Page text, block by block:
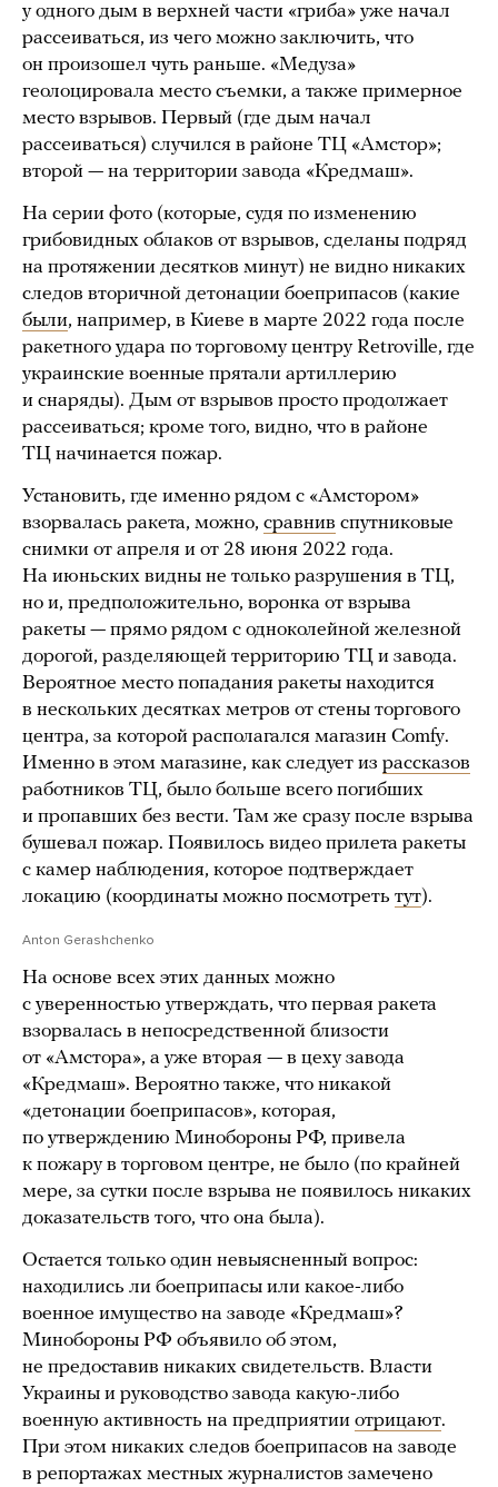
у одного дым в верхней части «гриба» уже начал
рассеиваться, из чего можно заключить, что
он произошел чуть раньше. «Медуза»
геолоцировала место съемки, а также примерное
место взрывов. Первый (где дым начал
рассеиваться) случился в районе ТЦ «Амстор»;
второй — на территории завода «Кредмаш».
На серии фото (которые, судя по изменению
грибовидных облаков от взрывов, сделаны подряд
на протяжении десятков минут) не видно никаких
следов вторичной детонации боеприпасов (какие
были, например, в Киеве в марте 2022 года после
ракетного удара по торговому центру Retroville, где
украинские военные прятали артиллерию
и снаряды). Дым от взрывов просто продолжает
рассеиваться; кроме того, видно, что в районе
ТЦ начинается пожар.
Установить, где именно рядом с «Амстором»
взорвалась ракета, можно, сравнив спутниковые
снимки от апреля и от 28 июня 2022 года.
На июньских видны не только разрушения в ТЦ,
но и, предположительно, воронка от взрыва
ракеты — прямо рядом с одноколейной железной
дорогой, разделяющей территорию ТЦ и завода.
Вероятное место попадания ракеты находится
в нескольких десятках метров от стены торгового
центра, за которой располагался магазин Comfy.
Именно в этом магазине, как следует из рассказов
работников ТЦ, было больше всего погибших
и пропавших без вести. Там же сразу после взрыва
бушевал пожар. Появилось видео прилета ракеты
с камер наблюдения, которое подтверждает
локацию (координаты можно посмотреть тут).
Anton Gerashchenko
На основе всех этих данных можно
с уверенностью утверждать, что первая ракета
взорвалась в непосредственной близости
от «Амстора», а уже вторая — в цеху завода
«Кредмаш». Вероятно также, что никакой
«детонации боеприпасов», которая,
по утверждению Минобороны РФ, привела
к пожару в торговом центре, не было (по крайней
мере, за сутки после взрыва не появилось никаких
доказательств того, что она была).
Остается только один невыясненный вопрос:
находились ли боеприпасы или какое-либо
военное имущество на заводе «Кредмаш»?
Минобороны РФ объявило об этом,
не предоставив никаких свидетельств. Власти
Украины и руководство завода какую-либо
военную активность на предприятии отрицают.
При этом никаких следов боеприпасов на заводе
в репортажах местных журналистов замечено